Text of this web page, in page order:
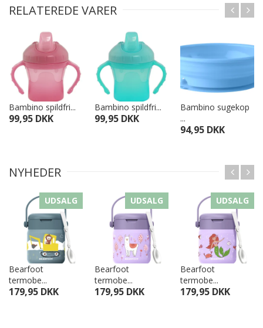
RELATEREDE VARER
Bambino spildfri...
99,95 DKK
Bambino spildfri...
99,95 DKK
Bambino sugekop
...
94,95 DKK
NYHEDER
UDSALG
Bearfoot
termobe...
179,95 DKK
UDSALG
Bearfoot
termobe...
179,95 DKK
UDSALG
Bearfoot
termobe...
179,95 DKK